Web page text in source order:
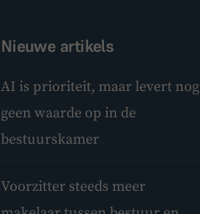
Nieuwe artikels
AI is prioriteit, maar levert nog
geen waarde op in de
bestuurskamer
Voorzitter steeds meer